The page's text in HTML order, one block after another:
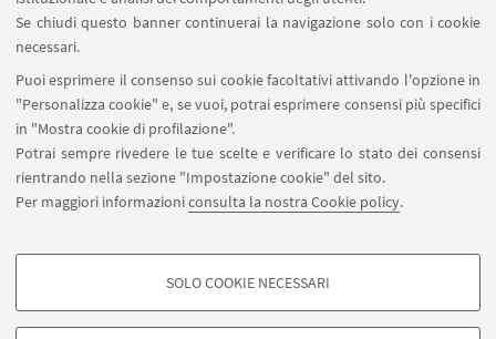
Se chiudi questo banner continuerai la navigazione solo con i cookie
necessari.
Puoi esprimere il consenso sui cookie facoltativi attivando l'opzione in
"Personalizza cookie" e, se vuoi, potrai esprimere consensi più specifici
in "Mostra cookie di profilazione".
Potrai sempre rivedere le tue scelte e verificare lo stato dei consensi
rientrando nella sezione "Impostazione cookie" del sito.
Per maggiori informazioniconsulta la nostra Cookie policy.
COOKIE DI PROFILAZIONE - FACOLTATIVI
SOLO COOKIE NECESSARI
Missioni Web
SEGUI UNIBO SU:
APP:
©Copyright 2026 - ALMA MATER STUDIORUM - Università di